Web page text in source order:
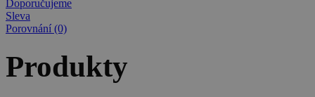
Doporučujeme
Sleva
Porovnání (0)
Produkty